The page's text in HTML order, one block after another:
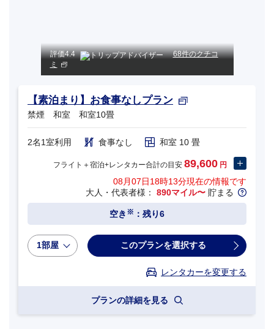
評価4.4
68件のクチコ
ミ
【素泊まり】お食事なしプラン
禁煙 和室 和室10畳
2名1室利用 食事なし 和室 10 畳
フライト＋宿泊+レンタカー合計の目安 89,600 円
08月07日18時13分現在の情報です
大人・代表者様： 890マイル〜 貯まる
空き ※ ：残り6
1部屋 このプランを選択する
レンタカーを変更する
プランの詳細を見る